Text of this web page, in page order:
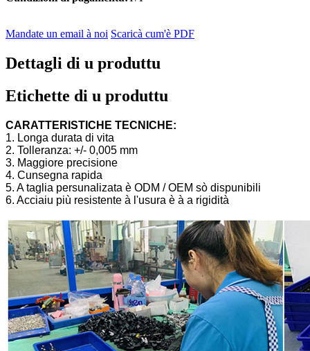
Mandate un email à noi Scaricà cum'è PDF
Dettagli di u produttu
Etichette di u produttu
CARATTERISTICHE TECNICHE:
1. Longa durata di vita
2. Tolleranza: +/- 0,005 mm
3. Maggiore precisione
4. Cunsegna rapida
5. A taglia persunalizata è ODM / OEM sò dispunibili
6. Acciaiu più resistente à l'usura è à a rigidità